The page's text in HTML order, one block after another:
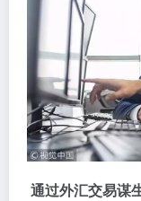
通过外汇交易谋